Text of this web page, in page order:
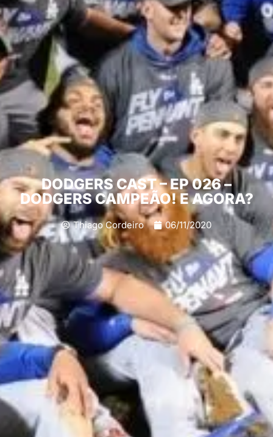
DODGERS CAST – EP 026 –
DODGERS CAMPEÃO! E AGORA?
Thiago Cordeiro 06/11/2020